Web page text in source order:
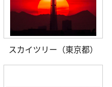
スカイツリー（東京都）